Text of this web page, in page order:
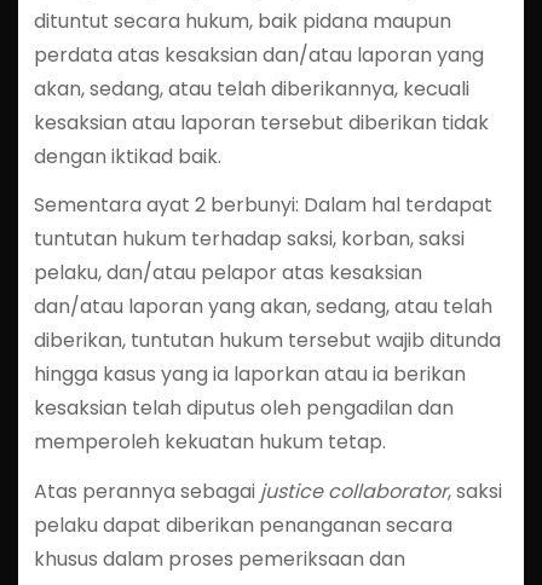
dituntut secara hukum, baik pidana maupun
perdata atas kesaksian dan/atau laporan yang
akan, sedang, atau telah diberikannya, kecuali
kesaksian atau laporan tersebut diberikan tidak
dengan iktikad baik.
Sementara ayat 2 berbunyi: Dalam hal terdapat
tuntutan hukum terhadap saksi, korban, saksi
pelaku, dan/atau pelapor atas kesaksian
dan/atau laporan yang akan, sedang, atau telah
diberikan, tuntutan hukum tersebut wajib ditunda
hingga kasus yang ia laporkan atau ia berikan
kesaksian telah diputus oleh pengadilan dan
memperoleh kekuatan hukum tetap.
Atas perannya sebagai justice collaborator, saksi
pelaku dapat diberikan penanganan secara
khusus dalam proses pemeriksaan dan